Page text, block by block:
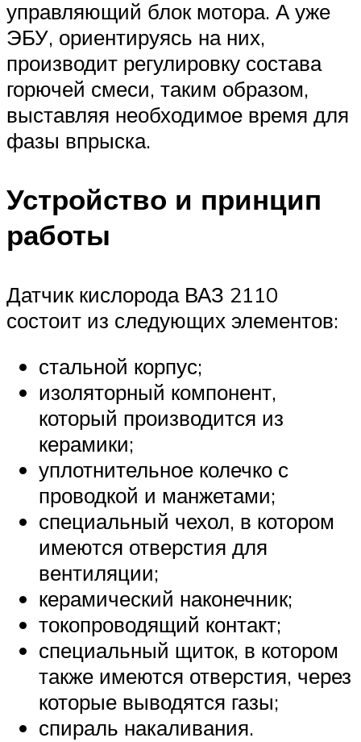
управляющий блок мотора. А уже
ЭБУ, ориентируясь на них,
производит регулировку состава
горючей смеси, таким образом,
выставляя необходимое время для
фазы впрыска.
Устройство и принцип
работы
Датчик кислорода ВАЗ 2110
состоит из следующих элементов:
стальной корпус;
изоляторный компонент,
который производится из
керамики;
уплотнительное колечко с
проводкой и манжетами;
специальный чехол, в котором
имеются отверстия для
вентиляции;
керамический наконечник;
токопроводящий контакт;
специальный щиток, в котором
также имеются отверстия, через
которые выводятся газы;
спираль накаливания.